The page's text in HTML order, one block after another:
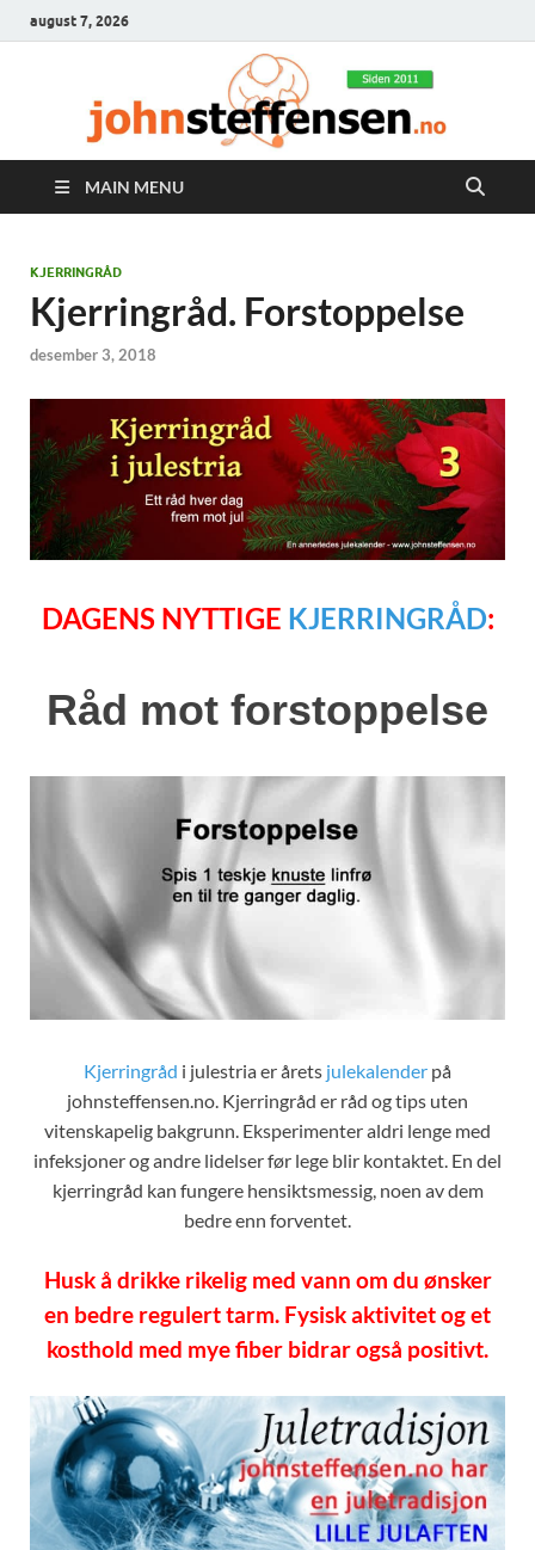
august 7, 2026
MAIN MENU
KJERRINGRÅD
Kjerringråd. Forstoppelse
desember 3, 2018
DAGENS NYTTIGE KJERRINGRÅD:
Råd mot forstoppelse
Kjerringråd i julestria er årets julekalender på
johnsteffensen.no. Kjerringråd er råd og tips uten
vitenskapelig bakgrunn. Eksperimenter aldri lenge med
infeksjoner og andre lidelser før lege blir kontaktet. En del
kjerringråd kan fungere hensiktsmessig, noen av dem
bedre enn forventet.
Husk å drikke rikelig med vann om du ønsker
en bedre regulert tarm. Fysisk aktivitet og et
kosthold med mye fiber bidrar også positivt.